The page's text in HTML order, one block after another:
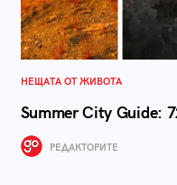
НЕЩАТА ОТ ЖИВОТА
Summer City Guide:
РЕДАКТОРИТЕ